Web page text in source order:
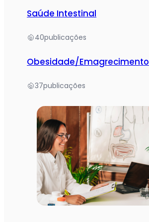
Saúde Intestinal
40publicações
Obesidade/Emagrecimento
37publicações